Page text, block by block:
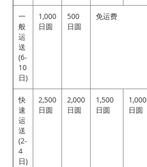
一
般
运
送
(6-
10
日)
1,000
日圆
500
日圆
免运费
快
速
运
送
(2-
4
日)
2,500
日圆
2,000
日圆
1,500
日圆
1,000
日圆